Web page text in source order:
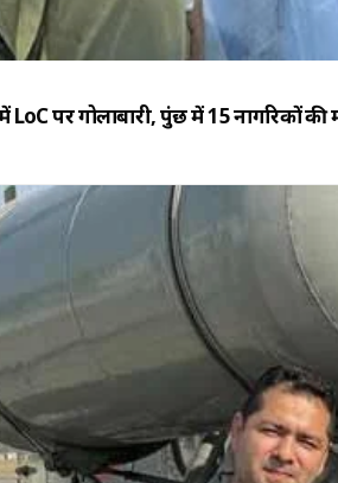
LoC पर गोलाबारी, पुंछ में 15 नागरिकों